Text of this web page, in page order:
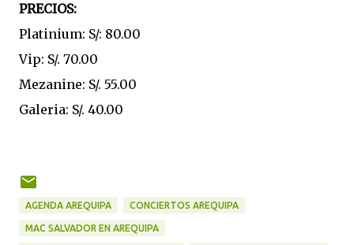
PRECIOS:
Platinium: S/: 80.00
Vip: S/. 70.00
Mezanine: S/. 55.00
Galeria: S/. 40.00
AGENDA AREQUIPA CONCIERTOS AREQUIPA
MAC SALVADOR EN AREQUIPA